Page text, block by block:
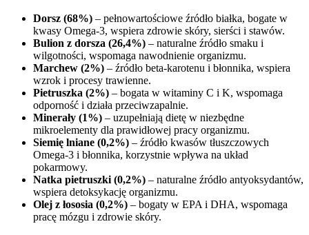
Dorsz (68%) – pełnowartościowe źródło białka, bogate w
kwasy Omega-3, wspiera zdrowie skóry, sierści i stawów.
Bulion z dorsza (26,4%) – naturalne źródło smaku i
wilgotności, wspomaga nawodnienie organizmu.
Marchew (2%) – źródło beta-karotenu i błonnika, wspiera
wzrok i procesy trawienne.
Pietruszka (2%) – bogata w witaminy C i K, wspomaga
odporność i działa przeciwzapalnie.
Minerały (1%) – uzupełniają dietę w niezbędne
mikroelementy dla prawidłowej pracy organizmu.
Siemię lniane (0,2%) – źródło kwasów tłuszczowych
Omega-3 i błonnika, korzystnie wpływa na układ
pokarmowy.
Natka pietruszki (0,2%) – naturalne źródło antyoksydantów,
wspiera detoksykację organizmu.
Olej z łososia (0,2%) – bogaty w EPA i DHA, wspomaga
pracę mózgu i zdrowie skóry.